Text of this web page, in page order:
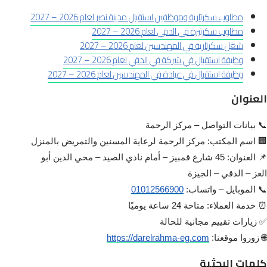
مطلوب سكرتارية وموظفين استقبال مدينة نصر لعام 2026 – 2027
مطلوب سكرتيرة في الدقي لعام 2026 – 2027
شغل سكرتارية في المهندسين لعام 2026 – 2027
وظيفة استقبال في شركة في الدقي لعام 2026 – 2027
وظيفة استقبال في عيادة في المهندسين لعام 2026 – 2027
العنوان
📞 بيانات التواصل – مركز الرحمة
🏢 اسم المكتب: مركز الرحمة لرعاية المسنين والتمريض بالمنزل
📌 العنوان: 45 شارع قمبيز – أمام نادي الصيد – محي الدين أبو
العز – الدقي – الجيزة
📞 الموبايل – واتساب: 01012566900
⏰ خدمة العملاء: متاحة 24 ساعة يوميًا
✅ زيارات تقييم مجانية للحالة
🌐 زوروا موقعنا: https://darelrahma-eg.com
كلمات البحثية